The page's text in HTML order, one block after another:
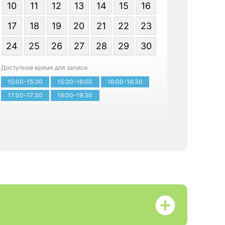
10
11 12 13 14 15
16
17
18 19 20 21 22
23
24
25 26 27 28 29 30
Доступное время для записи
15:00-15:30
15:30-16:00
16:00-16:30
17:00-17:30
19:00-19:30